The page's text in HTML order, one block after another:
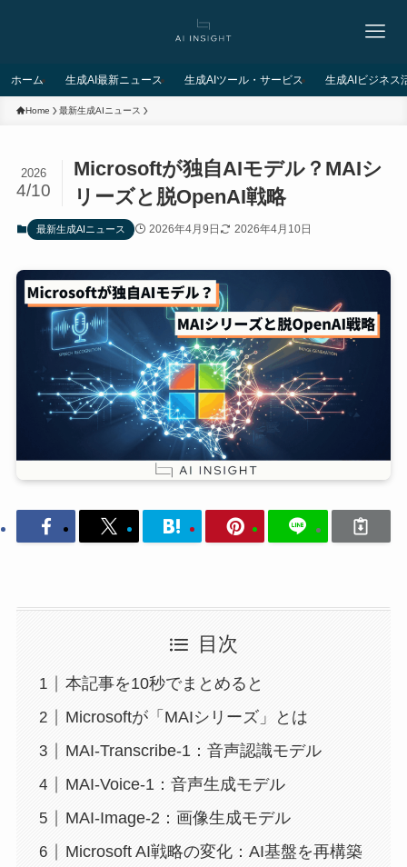
ホーム 生成AI最新ニュース 生成AIツール・サービス 生成AIビジネス
Home 最新生成AIニュース
Microsoftが独自AIモデル？MAIシ
リーズと脱OpenAI戦略
2026
4/10
最新生成AIニュース 2026年4月9日 2026年4月10日
目次
本記事を10秒でまとめると
Microsoftが「MAIシリーズ」とは
MAI-Transcribe-1：音声認識モデル
MAI-Voice-1：音声生成モデル
MAI-Image-2：画像生成モデル
Microsoft AI戦略の変化：AI基盤を再構築